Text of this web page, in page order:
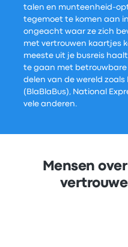
talen en munteenheid-
tegemoet te komen aan
ongeacht waar ze zich
met vertrouwen kaartjes
meeste uit je busreis
te gaan met
delen van de wereld zoals
(BlaBlaBus), National
vele anderen.
Mensen